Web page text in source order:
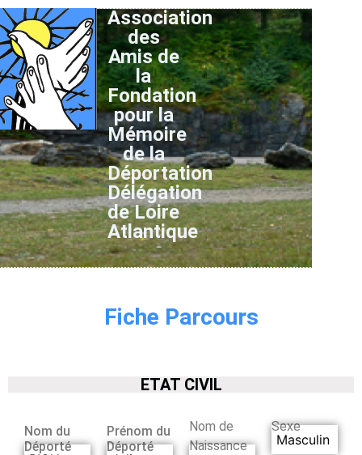
Association
des
Amis de
la
Fondation
pour la
Mémoire
de la
Déportation
Délégation
de Loire
Atlantique
Fiche Parcours
ETAT CIVIL
Nom du
Déporté
Prénom du
Déporté
Nom de
Naissance
Sexe
Masculin